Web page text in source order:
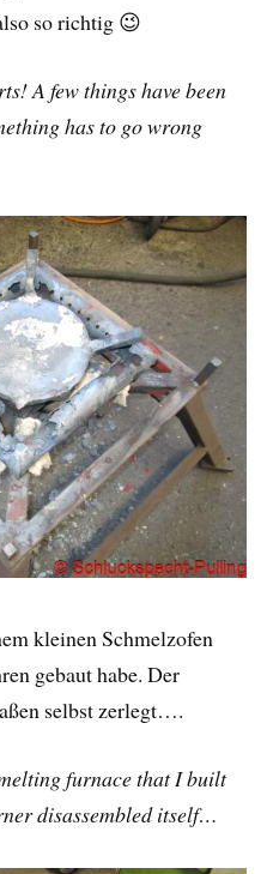
so richtig 😉
A few things have been
has to go wrong
kleinen Schmelzofen
gebaut habe. Der
selbst zerlegt….
furnace that I built
disassembled itself…